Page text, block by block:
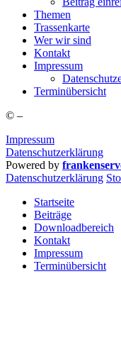
The­men
Tras­sen­kar­te
Wer wir sind
Kon­takt
Impres­sum
Ter­min­über­sicht
© –
Impressum
Datenschutzerklärung
Powered by
Daten­schutz­er­klä­rung
Startseite
Beiträge
Downloadbereich
Kontakt
Impressum
Terminübersicht